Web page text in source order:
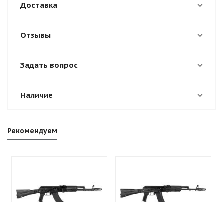
Доставка
Отзывы
Задать вопрос
Наличие
Рекомендуем